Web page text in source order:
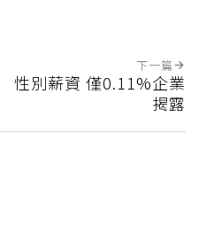
下一篇
性別薪資 僅0.11%企業
揭露